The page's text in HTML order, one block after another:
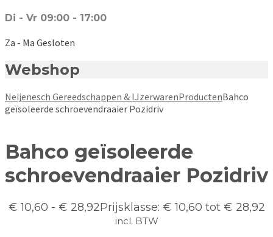
Di - Vr 09:00 - 17:00
Za - Ma Gesloten
Webshop
Neijenesch Gereedschappen & IJzerwarenProductenBahco
geïsoleerde schroevendraaier Pozidriv
Bahco geïsoleerde
schroevendraaier Pozidriv
€ 10,60 - € 28,92Prijsklasse: € 10,60 tot € 28,92
incl. BTW